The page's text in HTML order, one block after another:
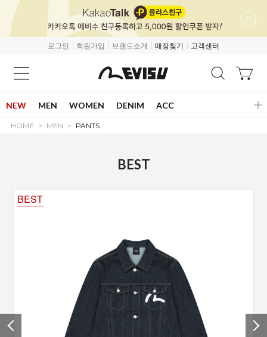
로그인 회원가입 브랜드소개 매장찾기 고객센터
NEW MEN WOMEN DENIM ACC
HOME MEN PANTS
BEST
BEST